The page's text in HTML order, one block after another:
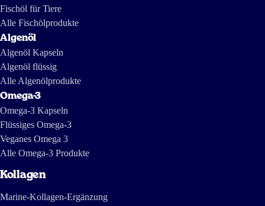
Het algenolie is goed te doseren en in te nemen. Ik slik het na het
tandenpoetsen voor het slapen omdat het soms niet bij de smaak van een
maaltijd past.
Esther Meier
Strong smell despite the claim that it doesn’t.
Hasaan Merhi
Fischöl für Tiere
Alle Fischölprodukte
Algenöl
Algenöl Kapseln
Algenöl flüssig
Alle Algenölprodukte
Omega-3
Omega-3 Kapseln
Flüssiges Omega-3
Veganes Omega 3
Alle Omega-3 Produkte
Kollagen
Marine-Kollagen-Ergänzung